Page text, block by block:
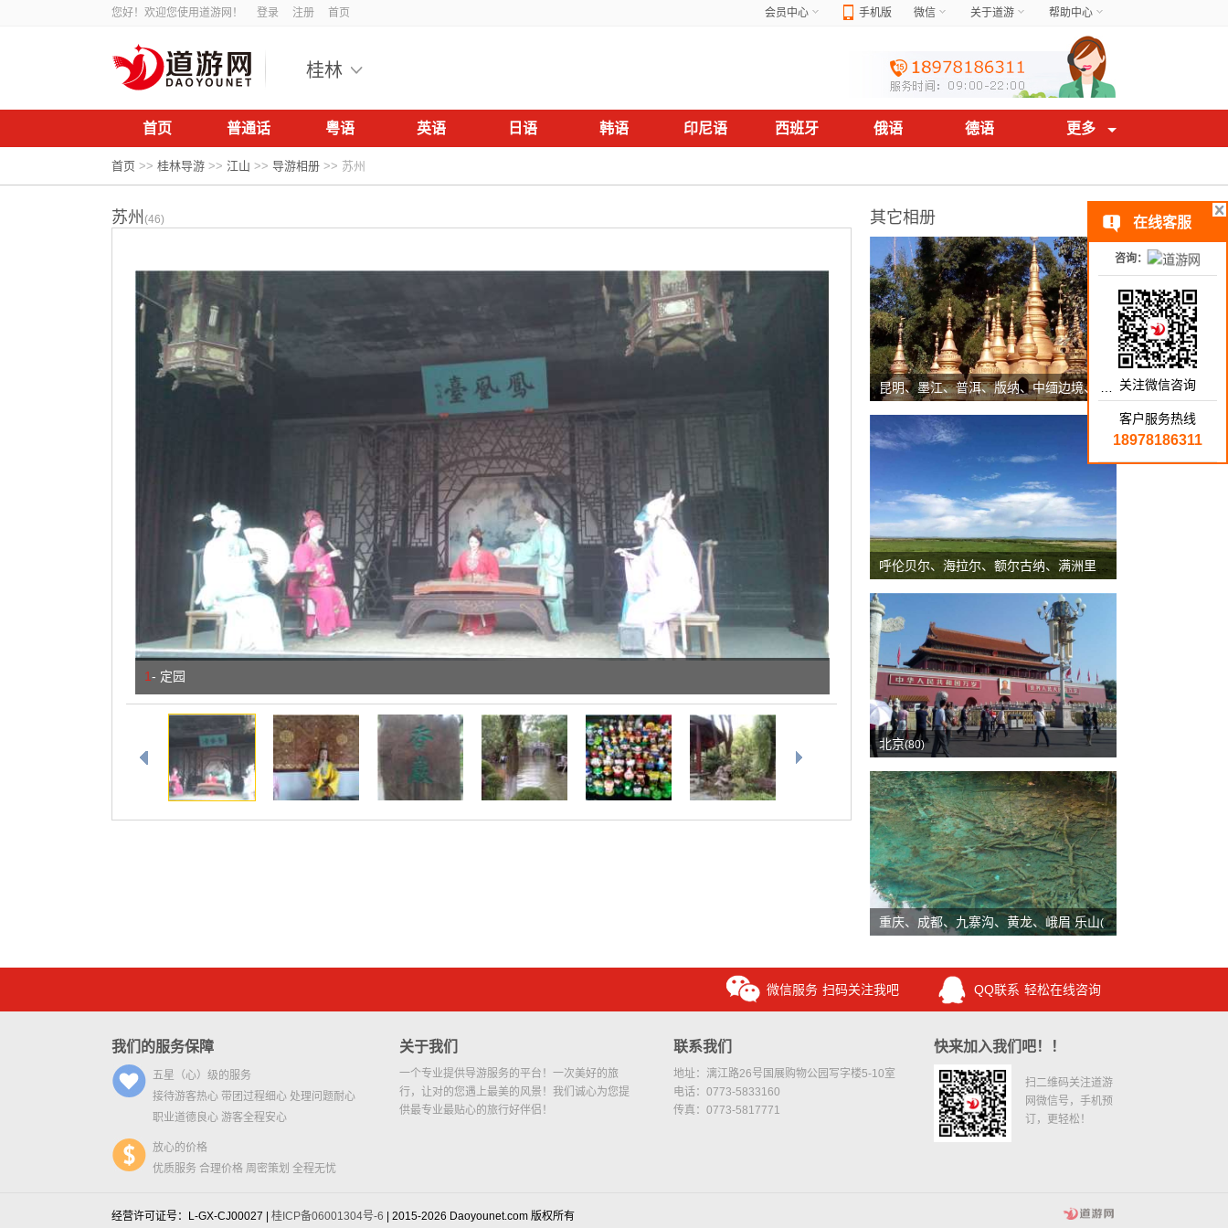
您好！欢迎您使用道游网！ 登录 注册 首页 会员中心 手机版 微信 关于道游 帮助中心
桂林
首页 普通话 粤语 英语 日语 韩语 印尼语 西班牙 俄语 德语 更多
首页 >> 桂林导游 >> 江山 >> 导游相册 >> 苏州
苏州 (46)
1- 定园
其它相册
(62)
北京(80)
重庆、成都、九寨沟、黄龙、峨眉 乐山(85)
微信服务 扫码关注我吧 QQ联系 轻松在线咨询
我们的服务保障
五星（心）级的服务
接待游客热心 带团过程细心 处理问题耐心
职业道德良心 游客全程安心
放心的价格
优质服务 合理价格 周密策划 全程无忧
关于我们
一个专业提供导游服务的平台！一次美好的旅
行，让对的您遇上最美的风景！我们诚心为您提
供最专业最贴心的旅行好伴侣！
联系我们
地址：漓江路26号国展购物公园写字楼5-10室
电话：0773-5833160
传真：0773-5817771
快来加入我们吧！！
扫二维码关注道游
网微信号，手机预
订，更轻松！
经营许可证号：L-GX-CJ00027 | 桂ICP备06001304号-6 | 2015-2026 Daoyounet.com 版权所有
在线客服
咨询：
关注微信咨询
客户服务热线
18978186311